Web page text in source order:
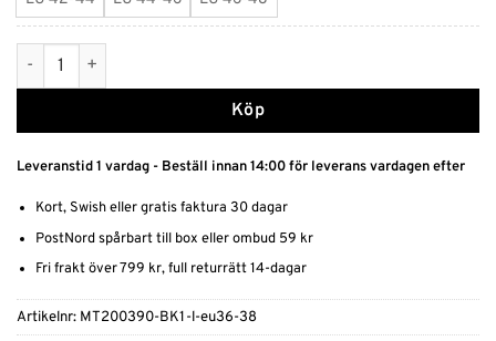
Sömlösa shapewear shorts mängd
Köp
Leveranstid 1 vardag - Beställ innan 14:00 för leverans vardagen efter
Kort, Swish eller gratis faktura 30 dagar
PostNord spårbart till box eller ombud 59 kr
Fri frakt över 799 kr, full returrätt 14-dagar
Artikelnr: MT200390-BK1-l-eu36-38